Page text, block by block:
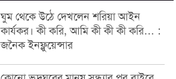
ঘুম থেকে উঠে দেখলেন শরিয়া আইন
কার্যকর। কী করি, আমি কী কী কী করি… :
জনৈক ইনফ্লুয়েন্সার